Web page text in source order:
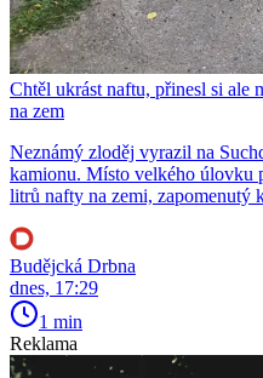
Chtěl ukrást naftu, přinesl si ale
na zem
Neznámý zloděj vyrazil na
kamionu. Místo velkého úlovku
litrů nafty na zemi, zapomenutý
Budějcká Drbna
dnes, 17:29
1 min
Reklama